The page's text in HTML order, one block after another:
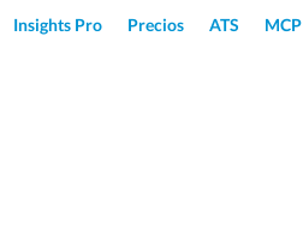
Insights Pro Precios ATS
MCP